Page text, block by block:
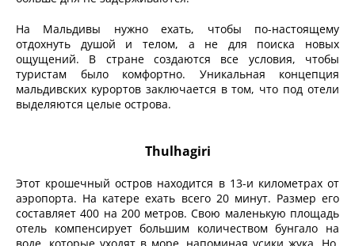
На Мальдивы нужно ехать, чтобы по-настоящему
отдохнуть душой и телом, а не для поиска новых
ощущений. В стране создаются все условия, чтобы
туристам было комфортно. Уникальная концепция
мальдивских курортов заключается в том, что под отели
выделяются целые острова.
Thulhagiri
Этот крошечный остров находится в 13-и километрах от
аэропорта. На катере ехать всего 20 минут. Размер его
составляет 400 на 200 метров. Свою маленькую площадь
отель компенсирует большим количеством бунгало на